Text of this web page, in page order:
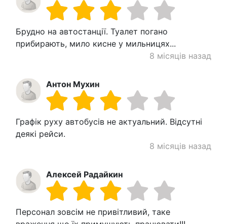
Брудно на автостанції. Туалет погано
прибирають, мило кисне у мильницях...
8 місяців назад
Антон Мухин
Графік руху автобусів не актуальний. Відсутні
деякі рейси.
8 місяців назад
Алексей Радайкин
Персонал зовсім не привітливий, таке